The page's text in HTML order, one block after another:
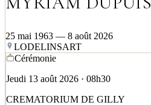
25 mai 1963 — 8 août 2026
LODELINSART
Cérémonie
Jeudi 13 août 2026 · 08h30
CREMATORIUM DE GILLY